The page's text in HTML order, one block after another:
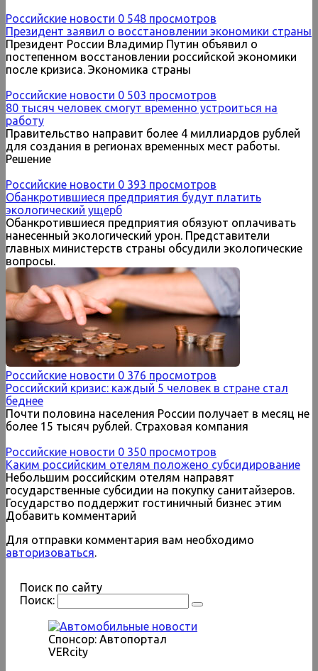
Российские новости 0 548 просмотров
Президент заявил о восстановлении экономики страны
Президент России Владимир Путин объявил о
постепенном восстановлении российской экономики
после кризиса. Экономика страны
Российские новости 0 503 просмотров
80 тысяч человек смогут временно устроиться на
работу
Правительство направит более 4 миллиардов рублей
для создания в регионах временных мест работы.
Решение
Российские новости 0 393 просмотров
Обанкротившиеся предприятия будут платить
экологический ущерб
Обанкротившиеся предприятия обязуют оплачивать
нанесенный экологический урон. Представители
главных министерств страны обсудили экологические
вопросы.
Российские новости 0 376 просмотров
Российский кризис: каждый 5 человек в стране стал
беднее
Почти половина населения России получает в месяц не
более 15 тысяч рублей. Страховая компания
Российские новости 0 350 просмотров
Каким российским отелям положено субсидирование
Небольшим российским отелям направят
государственные субсидии на покупку санитайзеров.
Государство поддержит гостиничный бизнес этим
Добавить комментарий
Для отправки комментария вам необходимо
авторизоваться.
Поиск по сайту
Поиск:
Спонсор: Автопортал
VERcity